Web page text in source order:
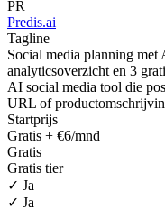
PR
Predis.ai
Tagline
Social media planning met
analyticsoverzicht en 3
AI social media tool die
URL of
Startprijs
Gratis + €6/mnd
Gratis
Gratis tier
✓ Ja
✓ Ja